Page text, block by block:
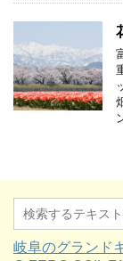
岐阜のグランド